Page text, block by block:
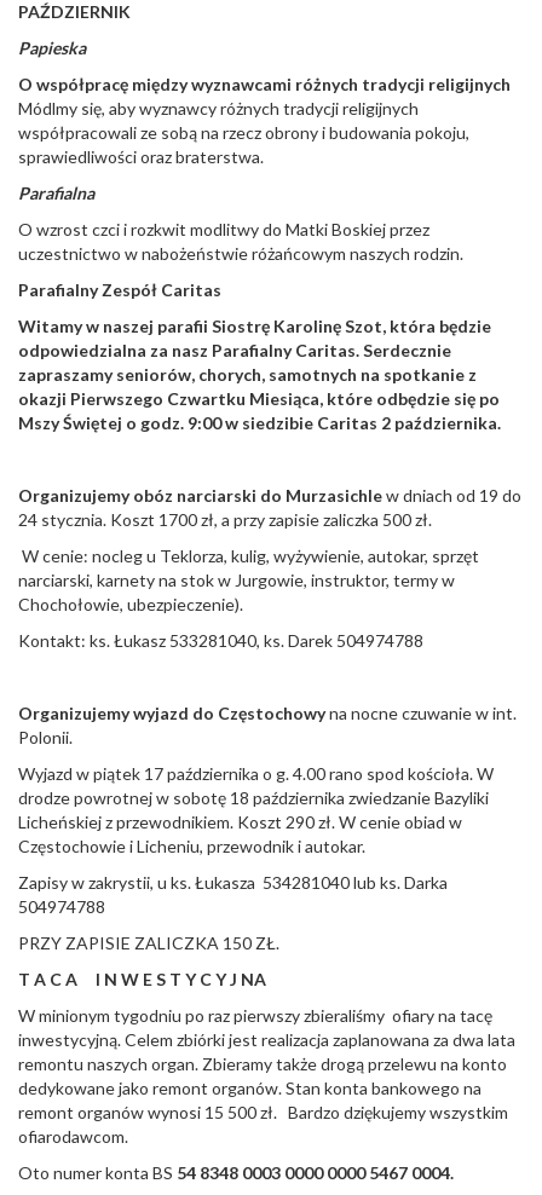
PAŹDZIERNIK
Papieska
O współpracę między wyznawcami różnych tradycji religijnych
Módlmy się, aby wyznawcy różnych tradycji religijnych
współpracowali ze sobą na rzecz obrony i budowania pokoju,
sprawiedliwości oraz braterstwa.
Parafialna
O wzrost czci i rozkwit modlitwy do Matki Boskiej przez
uczestnictwo w nabożeństwie różańcowym naszych rodzin.
Parafialny Zespół Caritas
Witamy w naszej parafii Siostrę Karolinę Szot, która będzie
odpowiedzialna za nasz Parafialny Caritas. Serdecznie
zapraszamy seniorów, chorych, samotnych na spotkanie z
okazji Pierwszego Czwartku Miesiąca, które odbędzie się po
Mszy Świętej o godz. 9:00 w siedzibie Caritas 2 października.
Organizujemy obóz narciarski do Murzasichlew dniach od 19 do
24 stycznia. Koszt 1700 zł, a przy zapisie zaliczka 500 zł.
W cenie: nocleg u Teklorza, kulig, wyżywienie, autokar, sprzęt
narciarski, karnety na stok w Jurgowie, instruktor, termy w
Chochołowie, ubezpieczenie).
Kontakt: ks. Łukasz 533281040, ks. Darek 504974788
Organizujemy wyjazd do Częstochowyna nocne czuwanie w int.
Polonii.
Wyjazd w piątek 17 października o g. 4.00 rano spod kościoła. W
drodze powrotnej w sobotę 18 października zwiedzanie Bazyliki
Licheńskiej z przewodnikiem. Koszt 290 zł. W cenie obiad w
Częstochowie i Licheniu, przewodnik i autokar.
Zapisy w zakrystii, u ks. Łukasza 534281040 lub ks. Darka
504974788
PRZY ZAPISIE ZALICZKA 150 ZŁ.
T A C A I N W E S T Y C Y J NA
W minionym tygodniu po raz pierwszy zbieraliśmy ofiary na tacę
inwestycyjną. Celem zbiórki jest realizacja zaplanowana za dwa lata
remontu naszych organ. Zbieramy także drogą przelewu na konto
dedykowane jako remont organów. Stan konta bankowego na
remont organów wynosi 15 500 zł. Bardzo dziękujemy wszystkim
ofiarodawcom.
Oto numer konta BS 54 8348 0003 0000 0000 5467 0004.